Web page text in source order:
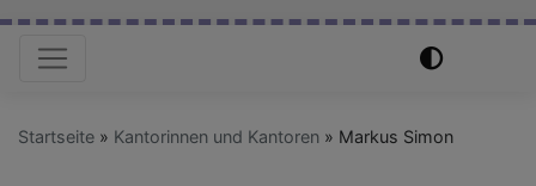
Hauptnavigation
Startseite Kantorinnen und Kantoren Markus Simon